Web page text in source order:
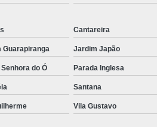
de Fruta para Escritório
de Frutas Naturais para
Salada de
Cantareira
Guarapiranga Jardim Japão
do Ó Parada Inglesa
Santana
Vila Gustavo